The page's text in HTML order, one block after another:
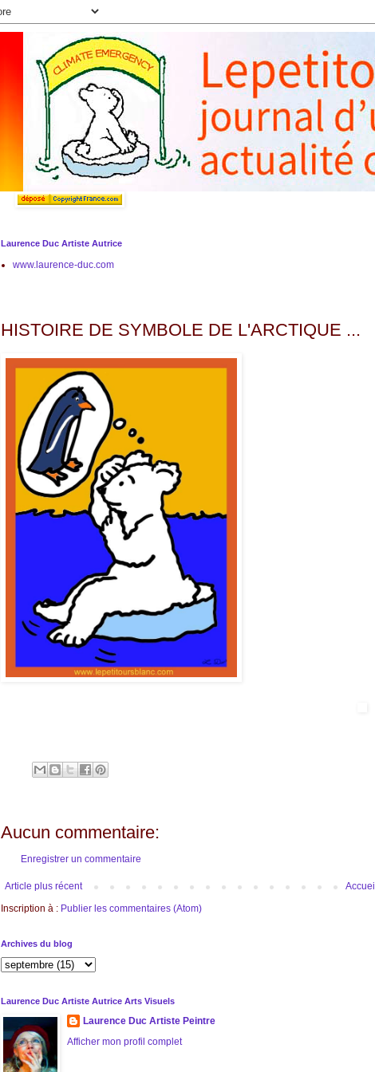
Laurence Duc Artiste Autrice
www.laurence-duc.com
HISTOIRE DE SYMBOLE DE L'ARCTIQUE ...
Aucun commentaire:
Enregistrer un commentaire
Article plus récent
Accueil
Inscription à : Publier les commentaires (Atom)
Archives du blog
Laurence Duc Artiste Autrice Arts Visuels
Laurence Duc Artiste Peintre
Afficher mon profil complet